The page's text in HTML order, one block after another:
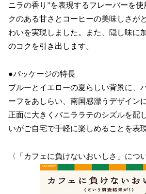
ニラの香り”を表現するフレーバーを使
クのある甘さとコーヒーの美味しさが
わいを実現しました。また、隠し味に
のコクを引き出します。
●パッケージの特長
ブルーとイエローの夏らしい背景に、
ーフをあしらい、南国感漂うデザイン
正面に大きくバニララテのシズルを配
いがご自宅で手軽に楽しめることを表
〈「カフェに負けないおいしさ」につ